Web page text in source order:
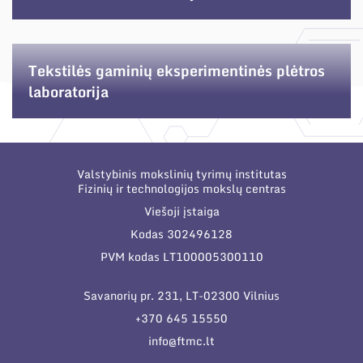
organizacijose bei asociacijose
Tekstilės gaminių eksperimentinės plėtros
laboratorija
Valstybinis mokslinių tyrimų institutas
Fizinių ir technologijos mokslų centras
Viešoji įstaiga
Kodas 302496128
PVM kodas LT100005300110
Savanorių pr. 231, LT-02300 Vilnius
+370 645 15550
info@ftmc.lt